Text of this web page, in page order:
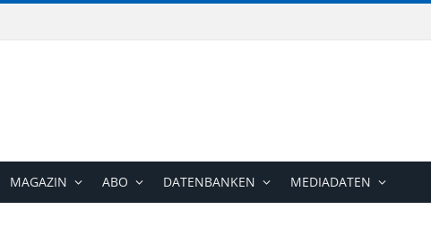
MAGAZIN ABO DATENBANKEN MEDIADATEN